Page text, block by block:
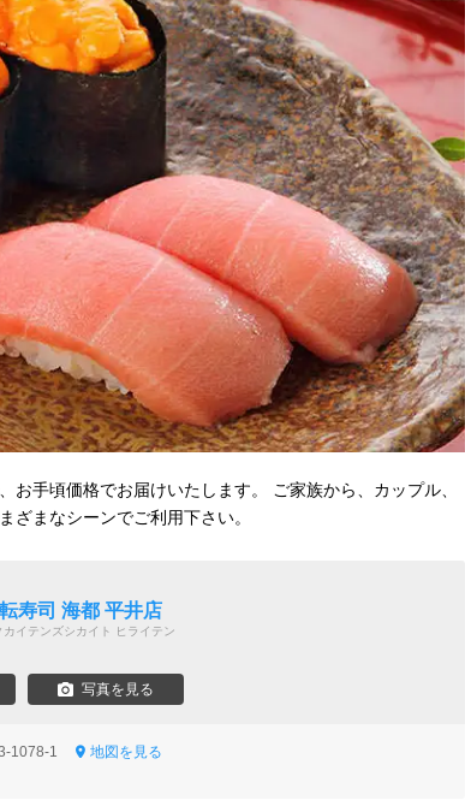
お手頃価格でお届けいたします。 ご家族から、カップル、
ざまなシーンでご利用下さい。
寿司 海都 平井店
イテンズシカイト ヒライテン
写真を見る
3-1078-1
地図を見る